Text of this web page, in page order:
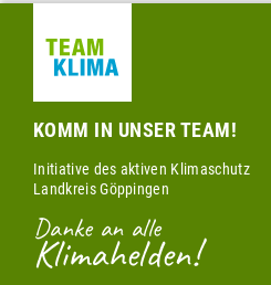
KOMM IN UNSER TEAM!
Initiative des aktiven Klimaschutz
Landkreis Göppingen
Danke an alle
Klimahelden!